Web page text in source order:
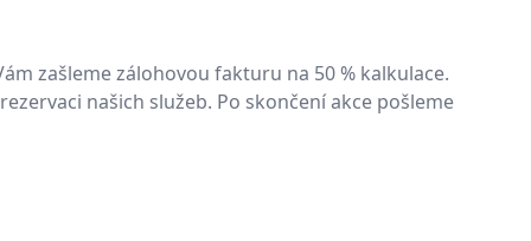
zašleme zálohovou fakturu na 50 % kalkulace.
našich služeb. Po skončení akce pošleme